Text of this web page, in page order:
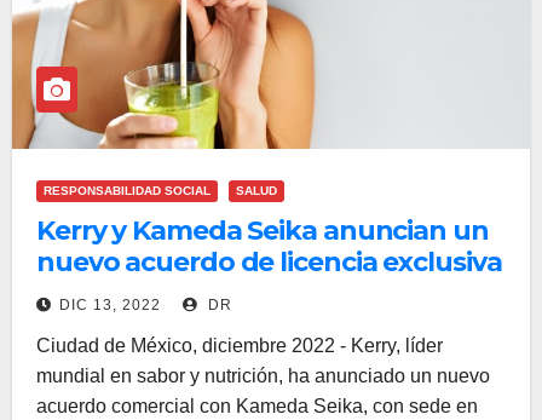
RESPONSABILIDAD SOCIAL SALUD
Kerry y Kameda Seika anuncian un
nuevo acuerdo de licencia exclusiva
para un derivado del arroz
DIC 13, 2022 DR
Ciudad de México, diciembre 2022 - Kerry, líder
mundial en sabor y nutrición, ha anunciado un nuevo
acuerdo comercial con Kameda Seika, con sede en